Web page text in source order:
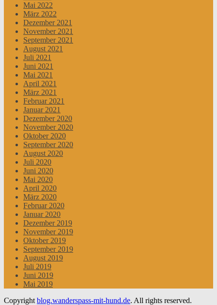
Mai 2022
März 2022
Dezember 2021
November 2021
September 2021
August 2021
Juli 2021
Juni 2021
Mai 2021
April 2021
März 2021
Februar 2021
Januar 2021
Dezember 2020
November 2020
Oktober 2020
September 2020
August 2020
Juli 2020
Juni 2020
Mai 2020
April 2020
März 2020
Februar 2020
Januar 2020
Dezember 2019
November 2019
Oktober 2019
September 2019
August 2019
Juli 2019
Juni 2019
Mai 2019
Copyright blog.wanderspass-mit-hund.de. All rights reserved.